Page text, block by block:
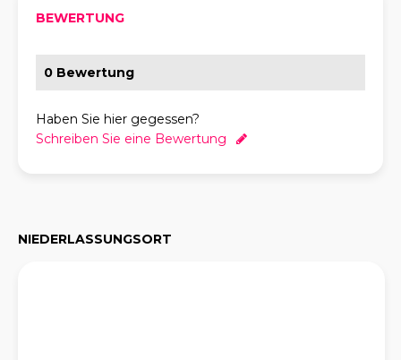
BEWERTUNG
0 Bewertung
Haben Sie hier gegessen?
Schreiben Sie eine Bewertung
NIEDERLASSUNGSORT